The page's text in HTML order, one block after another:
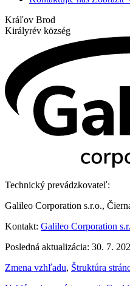
Kráľov Brod
Királyrév község
Technický prevádzkovateľ:
Galileo Corporation s.r.o.,
Kontakt: Galileo Corporation
Posledná aktualizácia: 30. 7.
Zmena vzhľadu, Štruktúra